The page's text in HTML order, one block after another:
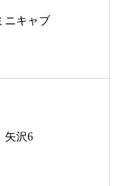
ニキャブ
矢沢6